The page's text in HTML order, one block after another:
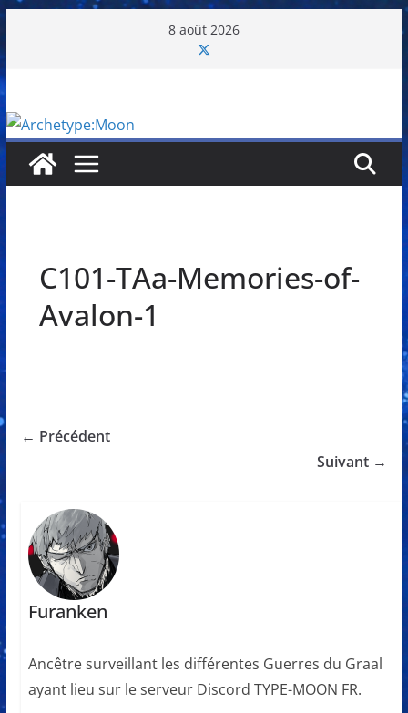
8 août 2026
C101-TAa-Memories-of-
Avalon-1
← Précédent
Suivant →
Furanken
Ancêtre surveillant les différentes Guerres du Graal
ayant lieu sur le serveur Discord TYPE-MOON FR.